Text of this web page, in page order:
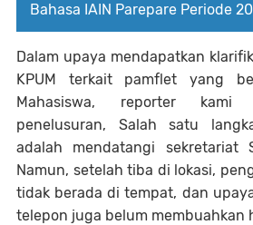
Bahasa IAIN Parepare Periode
Dalam upaya mendapatkan
KPUM terkait pamflet yang
Mahasiswa, reporter kami
penelusuran, Salah satu
adalah mendatangi sekretariat
Namun, setelah tiba di lokasi,
tidak berada di tempat, dan
telepon juga belum membuahkan